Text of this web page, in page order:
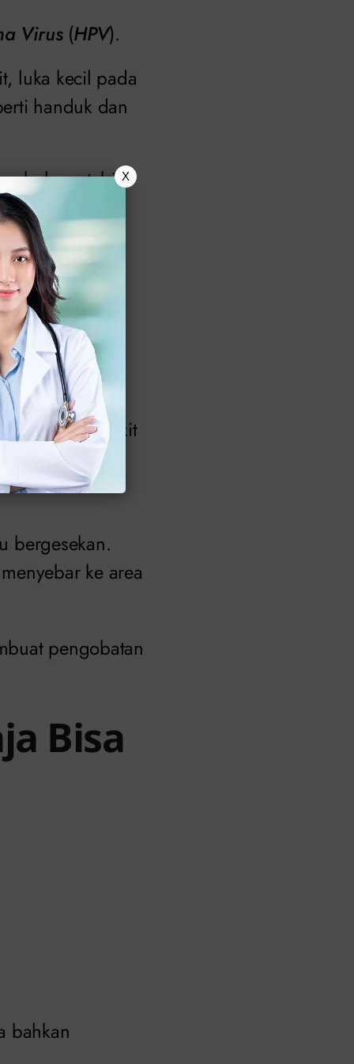
Virus(HPV).
luka kecil pada
handuk dan
belum stabil
kulit atau sedikit
bergesekan.
ke area
pengobatan
Bisa
bahkan
X